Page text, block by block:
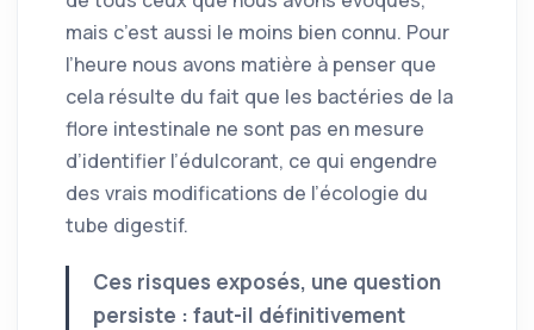
mais c’est aussi le moins bien connu. Pour
l’heure nous avons matière à penser que
cela résulte du fait que les bactéries de la
flore intestinale ne sont pas en mesure
d’identifier l’édulcorant, ce qui engendre
des vrais modifications de l’écologie du
tube digestif.
Ces risques exposés, une question
persiste : faut-il définitivement